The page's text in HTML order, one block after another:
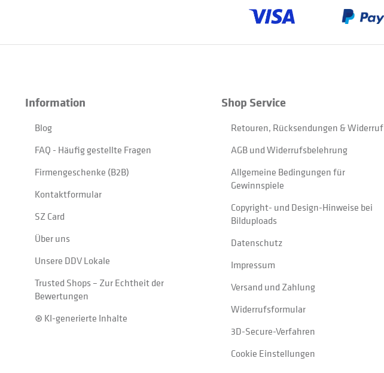
Information
Blog
FAQ - Häufig gestellte Fragen
Firmengeschenke (B2B)
Kontaktformular
SZ Card
Über uns
Unsere DDV Lokale
Trusted Shops – Zur Echtheit der
Bewertungen
⊛ KI-generierte Inhalte
Shop Service
Retouren, Rücksendungen & Widerruf
AGB und Widerrufsbelehrung
Allgemeine Bedingungen für
Gewinnspiele
Copyright- und Design-Hinweise bei
Bilduploads
Datenschutz
Impressum
Versand und Zahlung
Widerrufsformular
3D-Secure-Verfahren
Cookie Einstellungen